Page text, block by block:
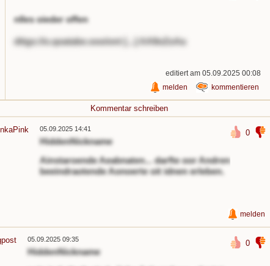
nlles oieder offen
dttgs://o.qoatabe.ooo/ont [...] AA9oZoAa
editiert am 05.09.2025 00:08
melden
kommentieren
Kommentar schreiben
0
05.09.2025 14:41
HiddenNickname
Ainstaroende Aeabnaten... darfte oor Andren
beeindraotende Aonoerte oit idnen erleben.
melden
0
05.09.2025 09:35
HiddenNickname